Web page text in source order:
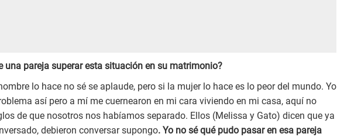
una pareja superar esta situación en su matrimonio?
lo hace no sé se aplaude, pero si la mujer lo hace es lo peor del mundo. Yo
así pero a mí me cuernearon en mi cara viviendo en mi casa, aquí no
de que nosotros nos habíamos separado. Ellos (Melissa y Gato) dicen que ya
debieron conversar supongo. Yo no sé qué pudo pasar en esa pareja